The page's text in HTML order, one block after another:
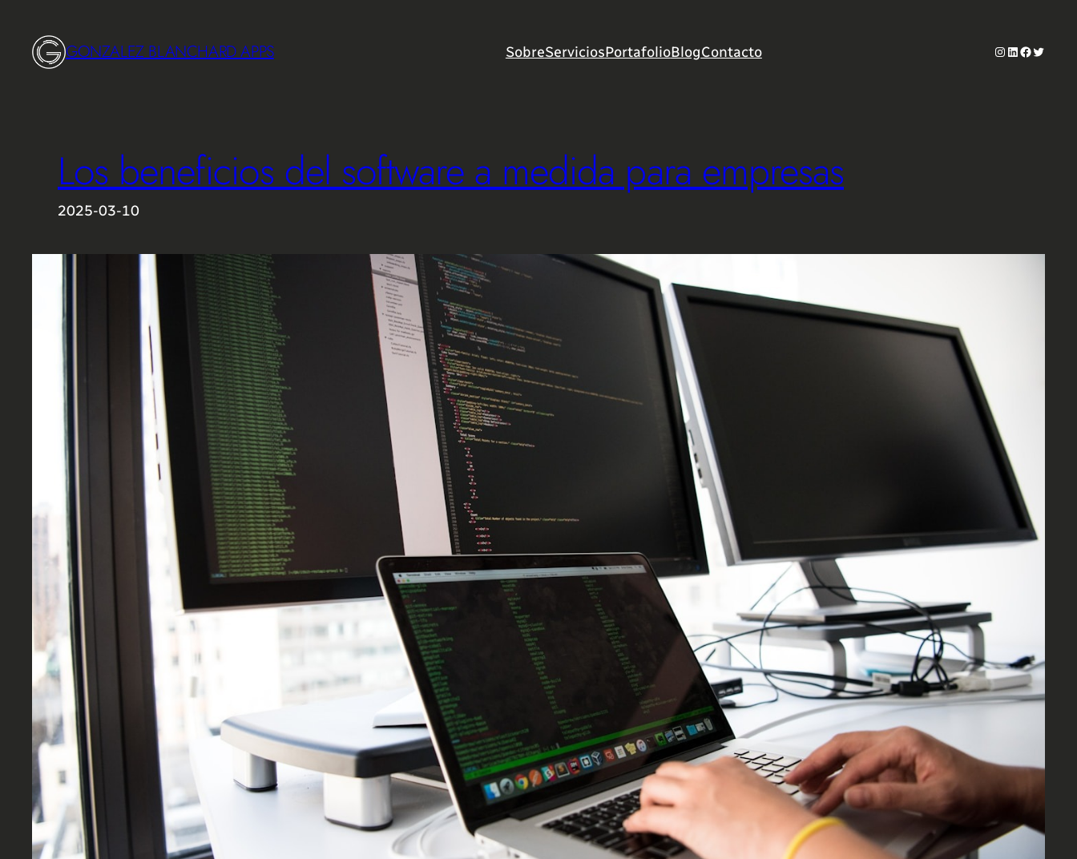
contenidoGONZALEZ BLANCHARD APPS SobreServiciosPortafolioBlogContacto Instagram
LinkedIn
Facebook
Twitter
Los beneficios del software a medida para empresas
2025-03-10